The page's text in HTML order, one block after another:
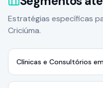
Estratégias específicas
Criciúma.
Clínicas e Consultórios